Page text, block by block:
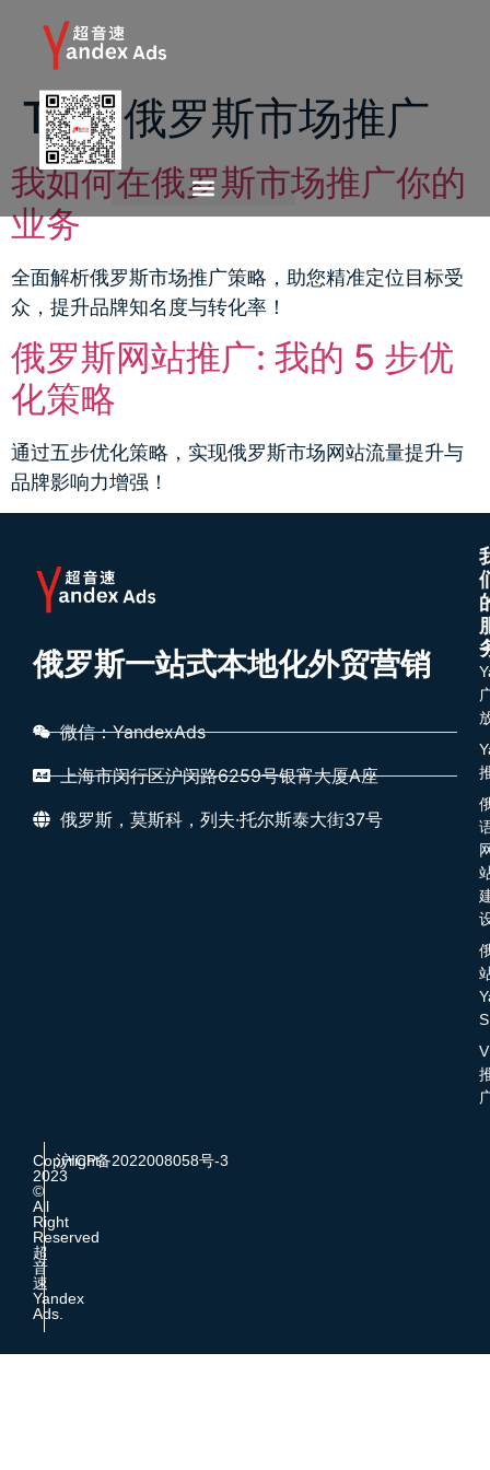
Tag:俄罗斯市场推广
我如何在俄罗斯市场推广你的
业务
全面解析俄罗斯市场推广策略，助您精准定位目标受
众，提升品牌知名度与转化率！
俄罗斯网站推广: 我的 5 步优
化策略
通过五步优化策略，实现俄罗斯市场网站流量提升与
品牌影响力增强！
俄罗斯一站式本地化外贸营销
微信：YandexAds
上海市闵行区沪闵路6259号银宵大厦A座
俄罗斯，莫斯科，列夫·托尔斯泰大街37号
Copyright
2023
©
All
Right
Reserved
超
音
速
Yandex
Ads.
沪ICP备2022008058号-3